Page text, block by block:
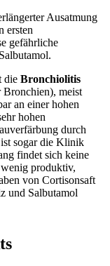
Ausatmung
ersten
gefährliche
die Bronchiolitis
Bronchien), meist
an einer hohen
hohen
durch
sogar die Klinik
findet sich keine
produktiv,
von Cortisonsaft
und Salbutamol